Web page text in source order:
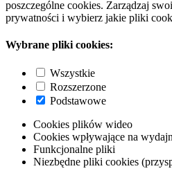
poszczególne cookies. Zarządzaj
prywatności i wybierz jakie pliki
Wybrane pliki cookies:
Wszystkie
Rozszerzone
Podstawowe
Cookies plików wideo
Cookies wpływające na
Funkcjonalne pliki
Niezbędne pliki cookies